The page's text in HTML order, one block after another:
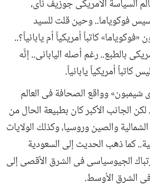
السياسة الأمريكى جوزيف ناى،
فوكوياما.. وحين قلت للسيد
كاتباً أمريكياً أم يابانياً؟..
بالطبع.. رغم أصله اليابانى.. إنَّه
أمريكياً يابانياً.
وواقع الصحافة فى العالم
لكن الجانب الأكبر كان بطبيعة الحال من
والصين وروسيا، وكذلك الولايات
كما ذهب الحديث إلى السعودية
الجيوسياسى فى الشرق الأقصى إلى
الشرق الأوسط.